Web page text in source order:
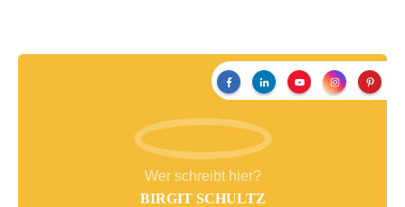
Wer schreibt hier?
BIRGIT SCHULTZ